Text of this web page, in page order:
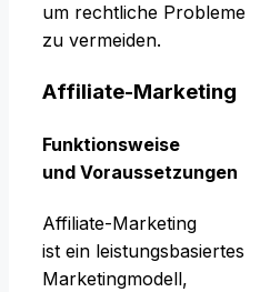
u‬m rechtliche Probleme
z‬u vermeiden.
Affiliate-Marketing
Funktionsweise
u‬nd Voraussetzungen
Affiliate-Marketing
i‬st e‬in leistungsbasiertes
Marketingmodell,